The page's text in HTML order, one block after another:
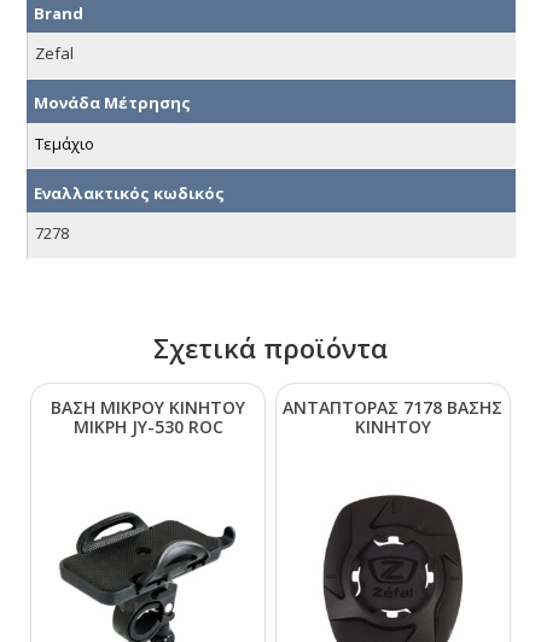
Brand
Zefal
Μονάδα Μέτρησης
Τεμάχιο
Εναλλακτικός κωδικός
7278
Σχετικά προϊόντα
ΒΑΣΗ ΜΙΚΡΟΥ ΚΙΝΗΤΟΥ
ΜΙΚΡΗ JΥ-530 RΟC
ΑΝΤΑΠΤΟΡΑΣ 7178 ΒΑΣΗΣ
ΚΙΝΗΤΟΥ